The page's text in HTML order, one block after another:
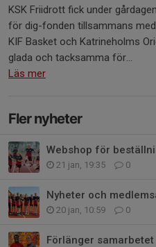
KSK Friidrott fick under
för dig-fonden tillsammans
KIF Basket och Katrineholms
glada och tacksamma för...
Läs mer
Fler nyheter
21 jan, 19:35 0
Nyheter och
20 jan, 10:59 0
Förlänger samarbetet